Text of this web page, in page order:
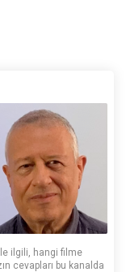
ilgili, hangi filme
cevapları bu kanalda